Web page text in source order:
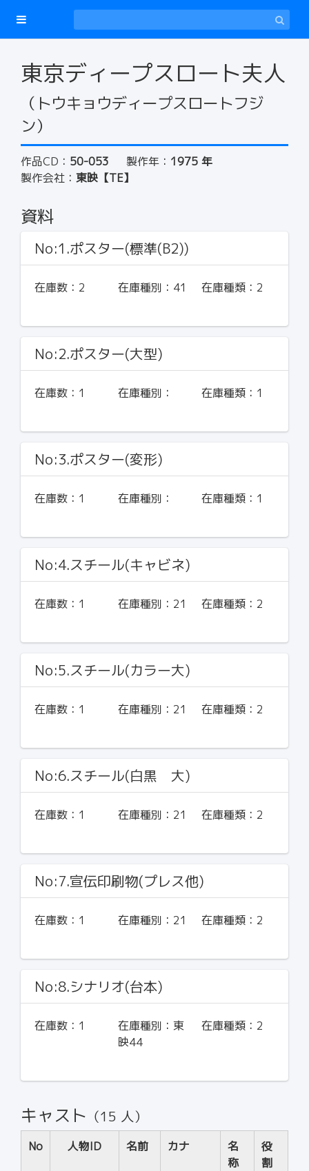
東京ディープスロート夫人
（トウキョウディープスロートフジ
ン）
作品CD： 50-053 製作年： 1975 年
製作会社： 東映【TE】
資料
No:1.ポスター(標準(B2))
在庫数： 2 在庫種別： 41 在庫種類： 2
No:2.ポスター(大型)
在庫数： 1 在庫種別： 在庫種類： 1
No:3.ポスター(変形)
在庫数： 1 在庫種別： 在庫種類： 1
No:4.スチール(キャビネ)
在庫数： 1 在庫種別： 21 在庫種類： 2
No:5.スチール(カラー大)
在庫数： 1 在庫種別： 21 在庫種類： 2
No:6.スチール(白黒 大)
在庫数： 1 在庫種別： 21 在庫種類： 2
No:7.宣伝印刷物(プレス他)
在庫数： 1 在庫種別： 21 在庫種類： 2
No:8.シナリオ(台本)
在庫数： 1 在庫種別： 東
映44
在庫種類： 2
キャスト （15 人）
No 人物ID 名前 カナ
名
称
役
割